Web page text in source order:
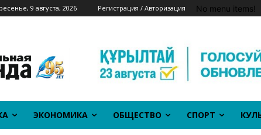
9 августа, 2026 Регистрация / Авторизация No menu items!
ЭКОНОМИКА ОБЩЕСТВО СПОРТ